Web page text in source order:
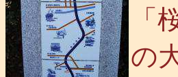
「
の